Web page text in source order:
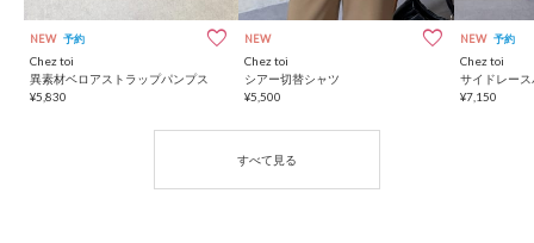
NEW 予約
Chez toi
異素材ベロアストラップパンプス
¥5,830
NEW
Chez toi
シアー切替シャツ
¥5,500
NEW 予約
Chez toi
サイドレース
¥7,150